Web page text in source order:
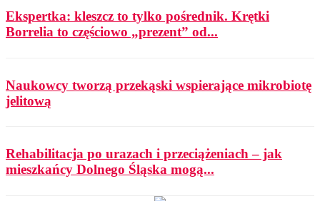
Ekspertka: kleszcz to tylko pośrednik. Krętki
Borrelia to częściowo „prezent” od...
Naukowcy tworzą przekąski wspierające mikrobiotę
jelitową
Rehabilitacja po urazach i przeciążeniach – jak
mieszkańcy Dolnego Śląska mogą...